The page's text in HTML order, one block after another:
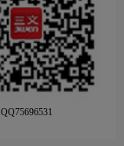
QQ75696531